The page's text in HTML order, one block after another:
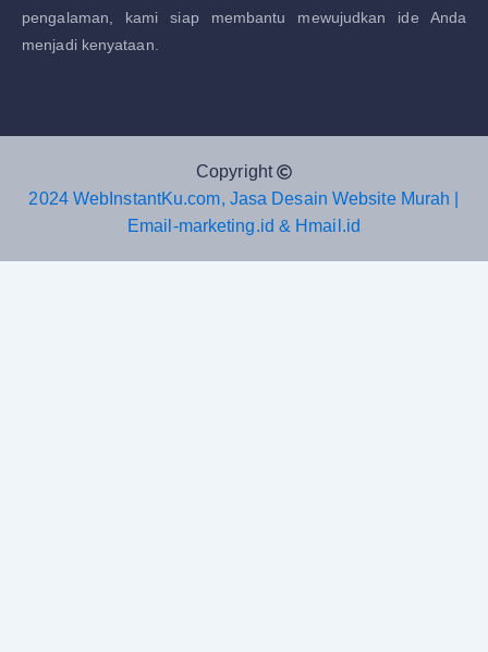
pengalaman, kami siap membantu mewujudkan ide Anda
menjadi kenyataan.
Copyright
2024 WebInstantKu.com, Jasa Desain Website Murah |
Email-marketing.id & Hmail.id